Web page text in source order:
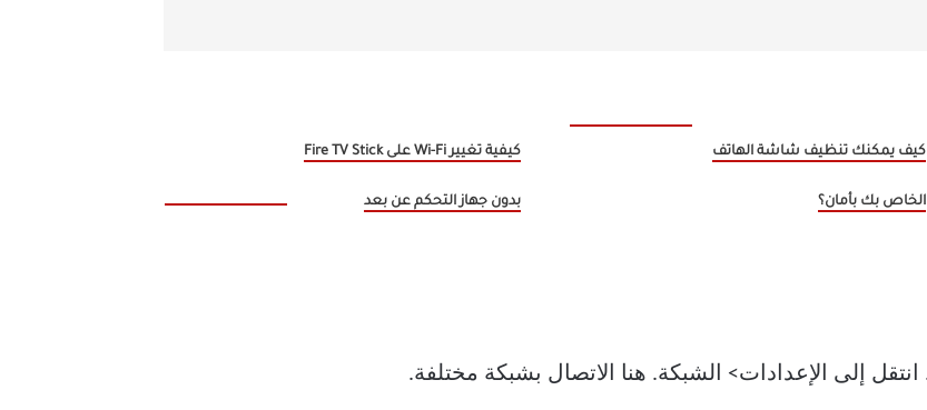
كيفية تغيير Wi-Fi على Fire TV Stick
بدون جهاز التحكم عن بعد
كيف يمكنك تنظيف شاشة الهاتف
الخاص بك بأمان؟